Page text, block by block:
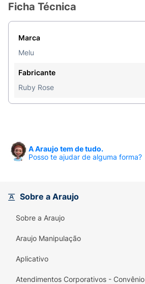
Ficha Técnica
Marca
Melu
Fabricante
Ruby Rose
A Araujo tem de tudo.
Posso te ajudar de alguma forma?
Sobre a Araujo
Sobre a Araujo
Araujo Manipulação
Aplicativo
Atendimentos Corporativos - Convênio